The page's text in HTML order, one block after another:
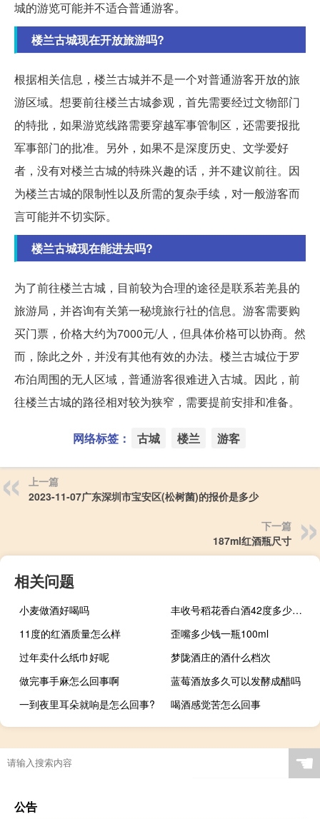
城的游览可能并不适合普通游客。
楼兰古城现在开放旅游吗?
根据相关信息，楼兰古城并不是一个对普通游客开放的旅
游区域。想要前往楼兰古城参观，首先需要经过文物部门
的特批，如果游览线路需要穿越军事管制区，还需要报批
军事部门的批准。另外，如果不是深度历史、文学爱好
者，没有对楼兰古城的特殊兴趣的话，并不建议前往。因
为楼兰古城的限制性以及所需的复杂手续，对一般游客而
言可能并不切实际。
楼兰古城现在能进去吗?
为了前往楼兰古城，目前较为合理的途径是联系若羌县的
旅游局，并咨询有关第一秘境旅行社的信息。游客需要购
买门票，价格大约为7000元/人，但具体价格可以协商。然
而，除此之外，并没有其他有效的办法。楼兰古城位于罗
布泊周围的无人区域，普通游客很难进入古城。因此，前
往楼兰古城的路径相对较为狭窄，需要提前安排和准备。
网络标签： 古城 楼兰 游客
上一篇
2023-11-07广东深圳市宝安区(松树菌)的报价是多少
下一篇
187ml红酒瓶尺寸
相关问题
小麦做酒好喝吗
丰收号稻花香白酒42度多少钱一瓶
11度的红酒质量怎么样
歪嘴多少钱一瓶100ml
过年卖什么纸巾好呢
梦陇酒庄的酒什么档次
做完事手麻怎么回事啊
蓝莓酒放多久可以发酵成醋吗
一到夜里耳朵就响是怎么回事?
喝酒感觉苦怎么回事
☚
公告